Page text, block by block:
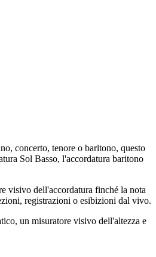
concerto, tenore o baritono, questo
Sol Basso, l'accordatura baritono
visivo dell'accordatura finché la nota
registrazioni o esibizioni dal vivo.
un misuratore visivo dell'altezza e